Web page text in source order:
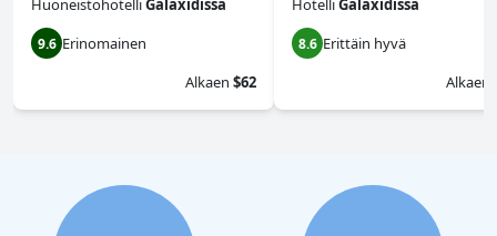
HuoneistohotelliGalaxidissa
9.6 Erinomainen
Alkaen $62
HotelliGalaxidissa
8.6 Erittäin hyvä
Alkaen